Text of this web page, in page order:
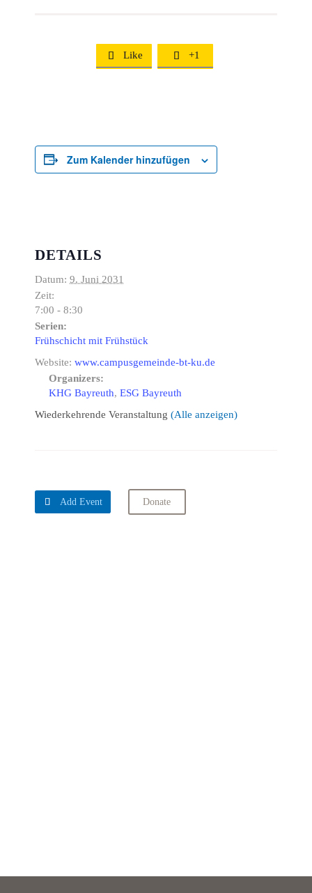
 Like  +1
Zum Kalender hinzufügen
DETAILS
Datum: 9. Juni 2031
Zeit:
7:00 - 8:30
Serien:
Frühschicht mit Frühstück
Website: www.campusgemeinde-bt-ku.de
Organizers:
KHG Bayreuth, ESG Bayreuth
Wiederkehrende Veranstaltung (Alle anzeigen)
 Add Event Donate